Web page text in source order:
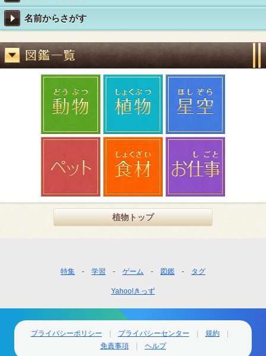
名前からさがす
植物トップ
ー
ナ
ビ
特集 学習 ゲーム 図鑑 タグ
Yahoo!きっず
プライバシーポリシー プライバシーセンター
規約
免責事項
ヘルプ